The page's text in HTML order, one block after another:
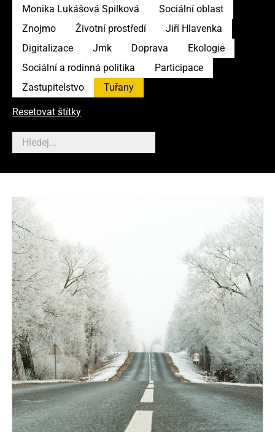
Monika Lukášová Spilková
Sociální oblast
Znojmo
Životní prostředí
Jiří Hlavenka
Digitalizace
Jmk Doprava
Ekologie
Sociální a rodinná politika
Participace
Zastupitelstvo
Tuřany
Resetovat štítky